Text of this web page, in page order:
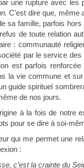
une rupture avec les
C’est dire que, même
sa famille, parfois
de toute relation
: communauté
par le service
est parfois
la vie commune et
guide spirituel
de nos jours.
à la fois de notre
pour se dire à soi-
qui me permet une
:
c’est la crainte du